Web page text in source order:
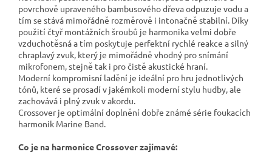
povrchově upraveného bambusového dřeva odpuzuje vodu a
tím se stává mimořádně rozměrově i intonačně stabilní. Díky
použití čtyř montážních šroubů je harmonika velmi dobře
vzduchotěsná a tím poskytuje perfektní rychlé reakce a silný
chraplavý zvuk, který je mimořádně vhodný pro snímání
mikrofonem, stejně tak i pro čistě akustické hraní.
Moderní kompromisní ladění je ideální pro hru jednotlivých
tónů, které se prosadí v jakémkoli moderní stylu hudby, ale
zachovává i plný zvuk v akordu.
Crossover je optimální doplnění dobře známé série foukacích
harmonik Marine Band.
Co je na harmonice Crossover zajímavé: